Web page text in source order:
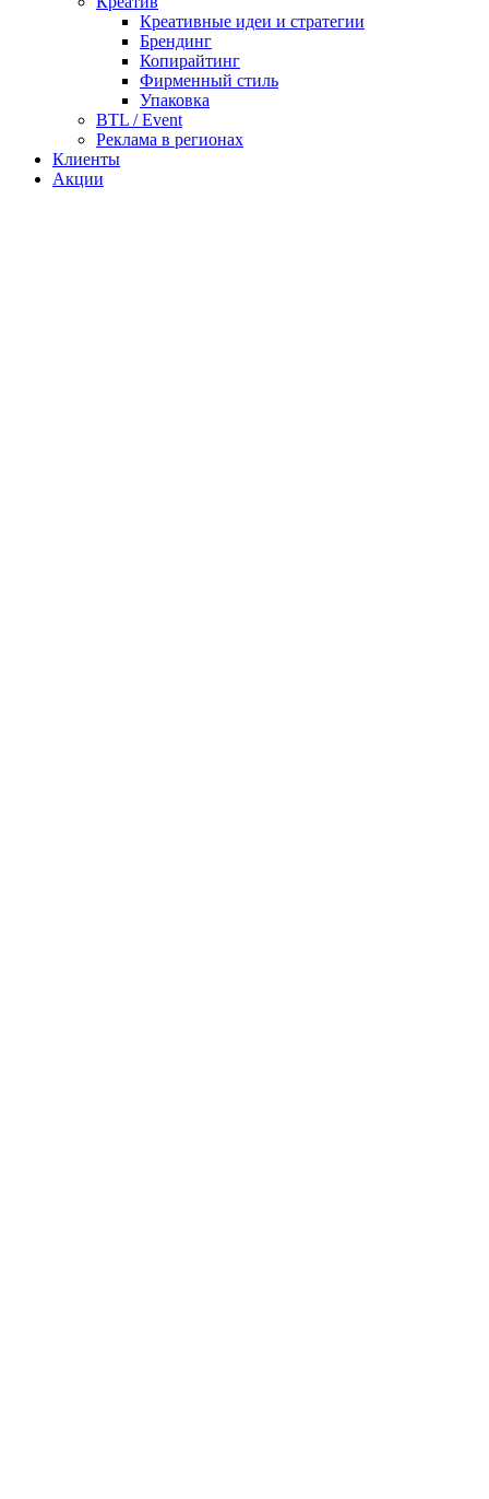
Креативные идеи и стратегии
Брендинг
Копирайтинг
Фирменный стиль
Упаковка
BTL / Event
Реклама в регионах
Клиенты
Акции